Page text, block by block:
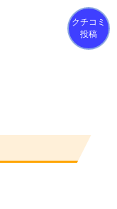
クチコミ
投稿